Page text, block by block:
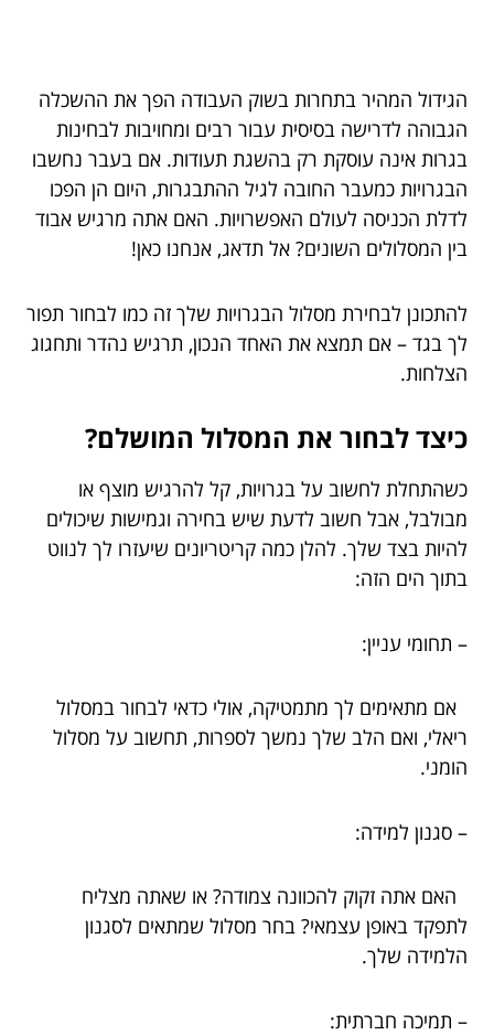
הגידול המהיר בתחרות בשוק העבודה הפך את ההשכלה
הגבוהה לדרישה בסיסית עבור רבים ומחויבות לבחינות
בגרות אינה עוסקת רק בהשגת תעודות. אם בעבר נחשבו
הבגרויות כמעבר החובה לגיל ההתבגרות, היום הן הפכו
לדלת הכניסה לעולם האפשרויות. האם אתה מרגיש אבוד
בין המסלולים השונים? אל תדאג, אנחנו כאן!
להתכונן לבחירת מסלול הבגרויות שלך זה כמו לבחור תפור
לך בגד – אם תמצא את האחד הנכון, תרגיש נהדר ותחגוג
הצלחות.
כיצד לבחור את המסלול המושלם?
כשהתחלת לחשוב על בגרויות, קל להרגיש מוצף או
מבולבל, אבל חשוב לדעת שיש בחירה וגמישות שיכולים
להיות בצד שלך. להלן כמה קריטריונים שיעזרו לך לנווט
בתוך הים הזה:
– תחומי עניין:
אם מתאימים לך מתמטיקה, אולי כדאי לבחור במסלול
ריאלי, ואם הלב שלך נמשך לספרות, תחשוב על מסלול
הומני.
– סגנון למידה:
האם אתה זקוק להכוונה צמודה? או שאתה מצליח
לתפקד באופן עצמאי? בחר מסלול שמתאים לסגנון
הלמידה שלך.
– תמיכה חברתית: